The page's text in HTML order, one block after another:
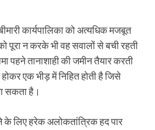
कार्यपालिका को अत्यधिक मजबूत
पूरा न करके भी वह सवालों से बची रहती
पहने तानाशाही की जमीन तैयार करती
एक भीड़ में निहित होती है जिसे
सकता है।
के लिए हरेक अलोकतांत्रिक हद पार